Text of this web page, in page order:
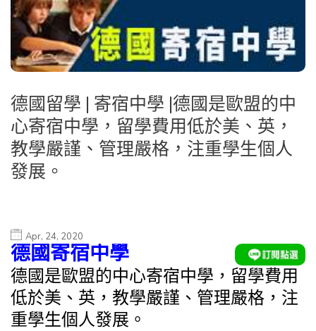
德國留學 | 寄宿中學 |德國是歐盟的中
心寄宿中學，留學費用低於美、英，
教學嚴謹、管理嚴格，注重學生個人
發展。
Apr, 24, 2020
德國寄宿中學
德國是歐盟的中心寄宿中學，留學費用
低於美、英，教學嚴謹、管理嚴格，注
重學生個人發展。